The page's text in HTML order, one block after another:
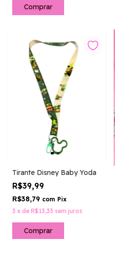
Tirante Disney Baby Yoda
R$39,99
R$38,79 com Pix
3 x de R$13,33 sem juros